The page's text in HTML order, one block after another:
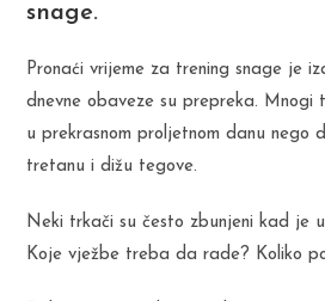
snage.
Pronaći vrijeme za trening snage je
dnevne obaveze su prepreka. Mnogi
u prekrasnom proljetnom danu nego
tretanu i dižu tegove.
Neki trkači su često zbunjeni kad je
Koje vježbe treba da rade? Koliko